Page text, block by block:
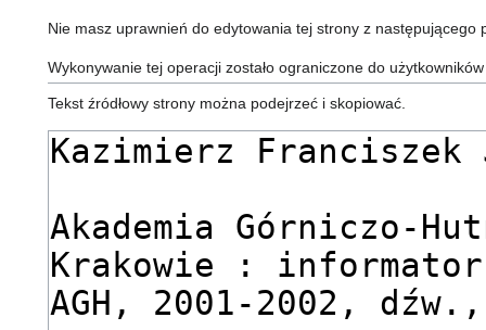
Nie masz uprawnień do edytowania tej strony z następującego
Wykonywanie tej operacji zostało ograniczone do
Tekst źródłowy strony można podejrzeć i skopiować.